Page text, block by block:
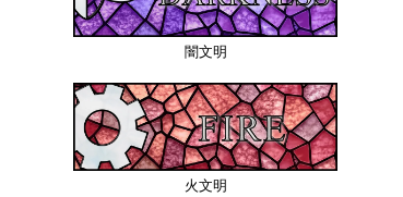
闇文明
火文明